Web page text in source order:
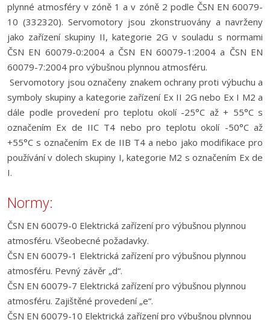
plynné atmosféry v zóně 1 a v zóně 2 podle ČSN EN 60079-
10 (332320). Servomotory jsou zkonstruovány a navrženy
jako zařízení skupiny II, kategorie 2G v souladu s normami
ČSN EN 60079-0:2004 a ČSN EN 60079-1:2004 a ČSN EN
60079-7:2004 pro výbušnou plynnou atmosféru.
Servomotory jsou označeny znakem ochrany proti výbuchu a
symboly skupiny a kategorie zařízení Ex II 2G nebo Ex I M2 a
dále podle provedení pro teplotu okolí -25°C až + 55°C s
označením Ex de IIC T4 nebo pro teplotu okolí -50°C až
+55°C s označením Ex de IIB T4 a nebo jako modifikace pro
používání v dolech skupiny I, kategorie M2 s označením Ex de
I.
Normy:
ČSN EN 60079-0 Elektrická zařízení pro výbušnou plynnou
atmosféru. Všeobecné požadavky.
ČSN EN 60079-1 Elektrická zařízení pro výbušnou plynnou
atmosféru. Pevný závěr „d“.
ČSN EN 60079-7 Elektrická zařízení pro výbušnou plynnou
atmosféru. Zajištěné provedení „e“.
ČSN EN 60079-10 Elektrická zařízení pro výbušnou plynnou